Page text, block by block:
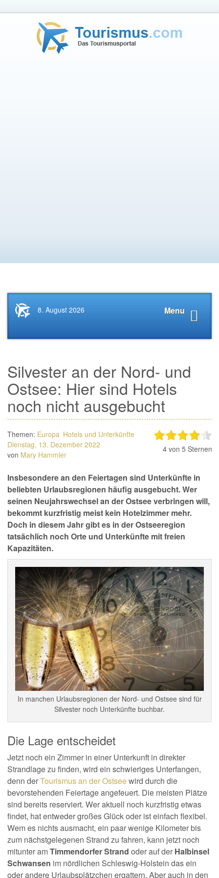
Startseite
News.Tourismus.com
Menu
8. August 2026
Silvester an der Nord- und
Ostsee: Hier sind Hotels
noch nicht ausgebucht
Themen: Europa Hotels und Unterkünfte
Dienstag, 13. Dezember 2022
von Mary Hammler
4von 5 Sternen
Insbesondere an den Feiertagen sind Unterkünfte in
beliebten Urlaubsregionen häufig ausgebucht. Wer
seinen Neujahrswechsel an der Ostsee verbringen will,
bekommt kurzfristig meist kein Hotelzimmer mehr.
Doch in diesem Jahr gibt es in der Ostseeregion
tatsächlich noch Orte und Unterkünfte mit freien
Kapazitäten.
In manchen Urlaubsregionen der Nord- und Ostsee sind für
Silvester noch Unterkünfte buchbar.
Die Lage entscheidet
Jetzt noch ein Zimmer in einer Unterkunft in direkter
Strandlage zu finden, wird ein schwieriges Unterfangen,
denn derTourismus an der Ostseewird durch die
bevorstehenden Feiertage angefeuert. Die meisten Plätze
sind bereits reserviert. Wer aktuell noch kurzfristig etwas
findet, hat entweder großes Glück oder ist einfach flexibel.
Wem es nichts ausmacht, ein paar wenige Kilometer bis
zum nächstgelegenen Strand zu fahren, kann jetzt noch
mitunter amTimmendorfer Strand oder auf der Halbinsel
Schwansen im nördlichen Schleswig-Holstein das ein
oder andere Urlaubsplätzchen ergattern. Aber auch in den